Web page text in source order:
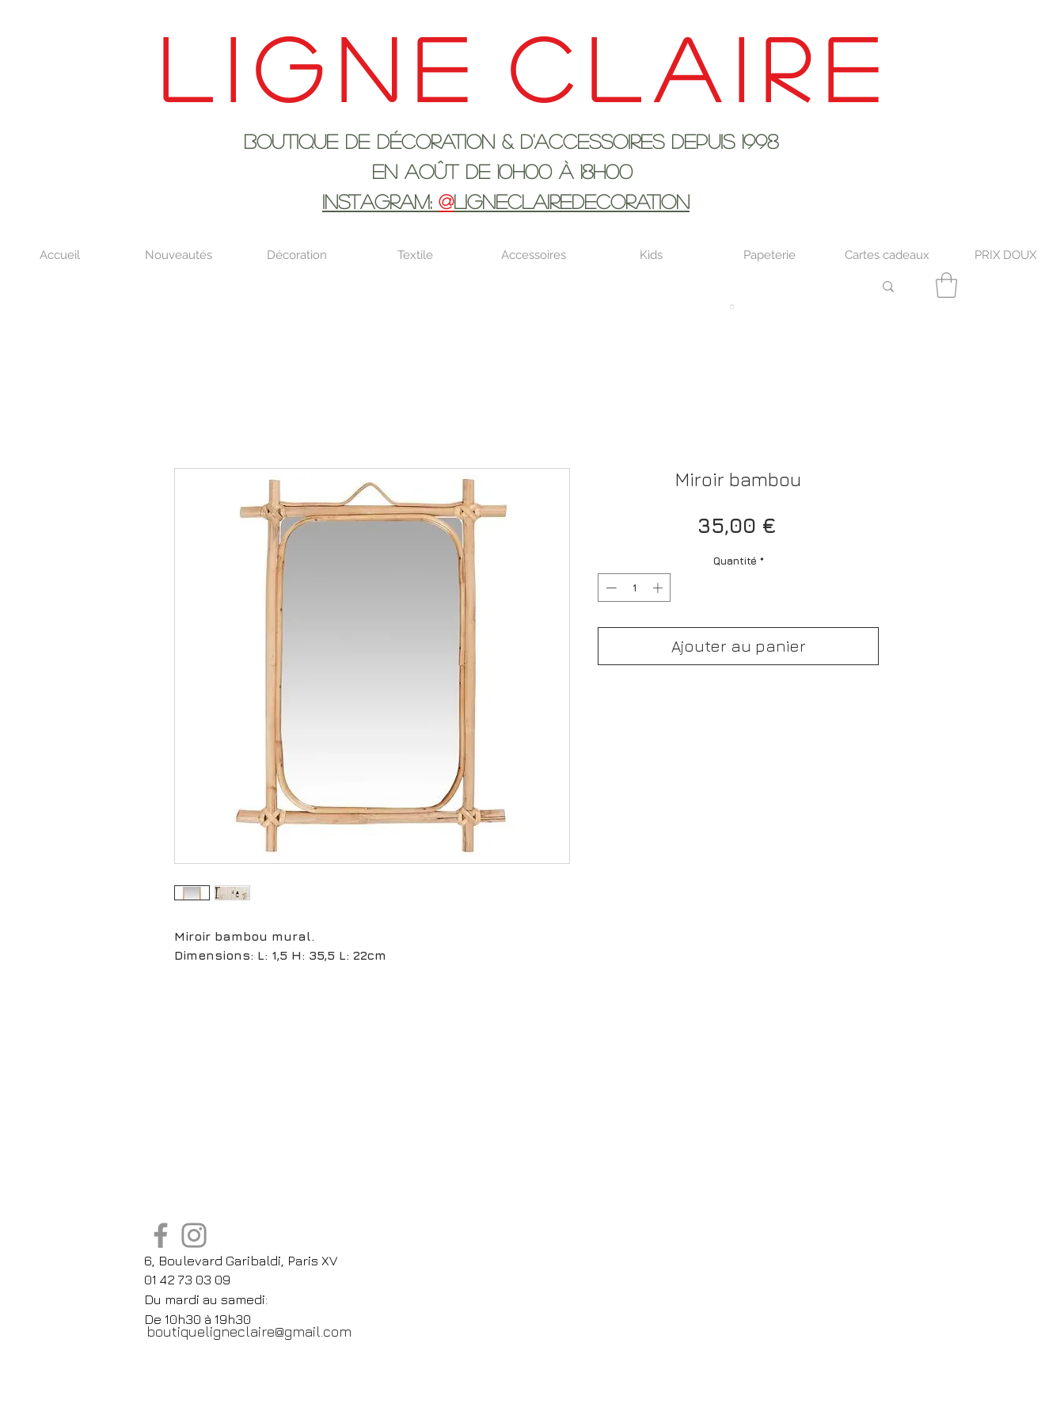
Ligne claire
Boutique de décoration & d'accessoires depuis 1998
EN AOûT DE 10h00 à 18H00
INSTAGRAM: @LIGNECLAIREDECORATION
Accueil Nouveautés Décoration Textile Accessoires Kids Papeterie Cartes cadeaux PRIX DOUX
Miroir bambou mural.
Dimensions: L: 1,5 H: 35,5 L: 22cm
Miroir bambou
35,00 €Prix
Quantité *
Ajouter au panier
6, Boulevard Garibaldi, Paris XV
01 42 73 03 09
Du mardi au samedi:
De 10h30 à 19h30
boutiqueligneclaire@gmail.com